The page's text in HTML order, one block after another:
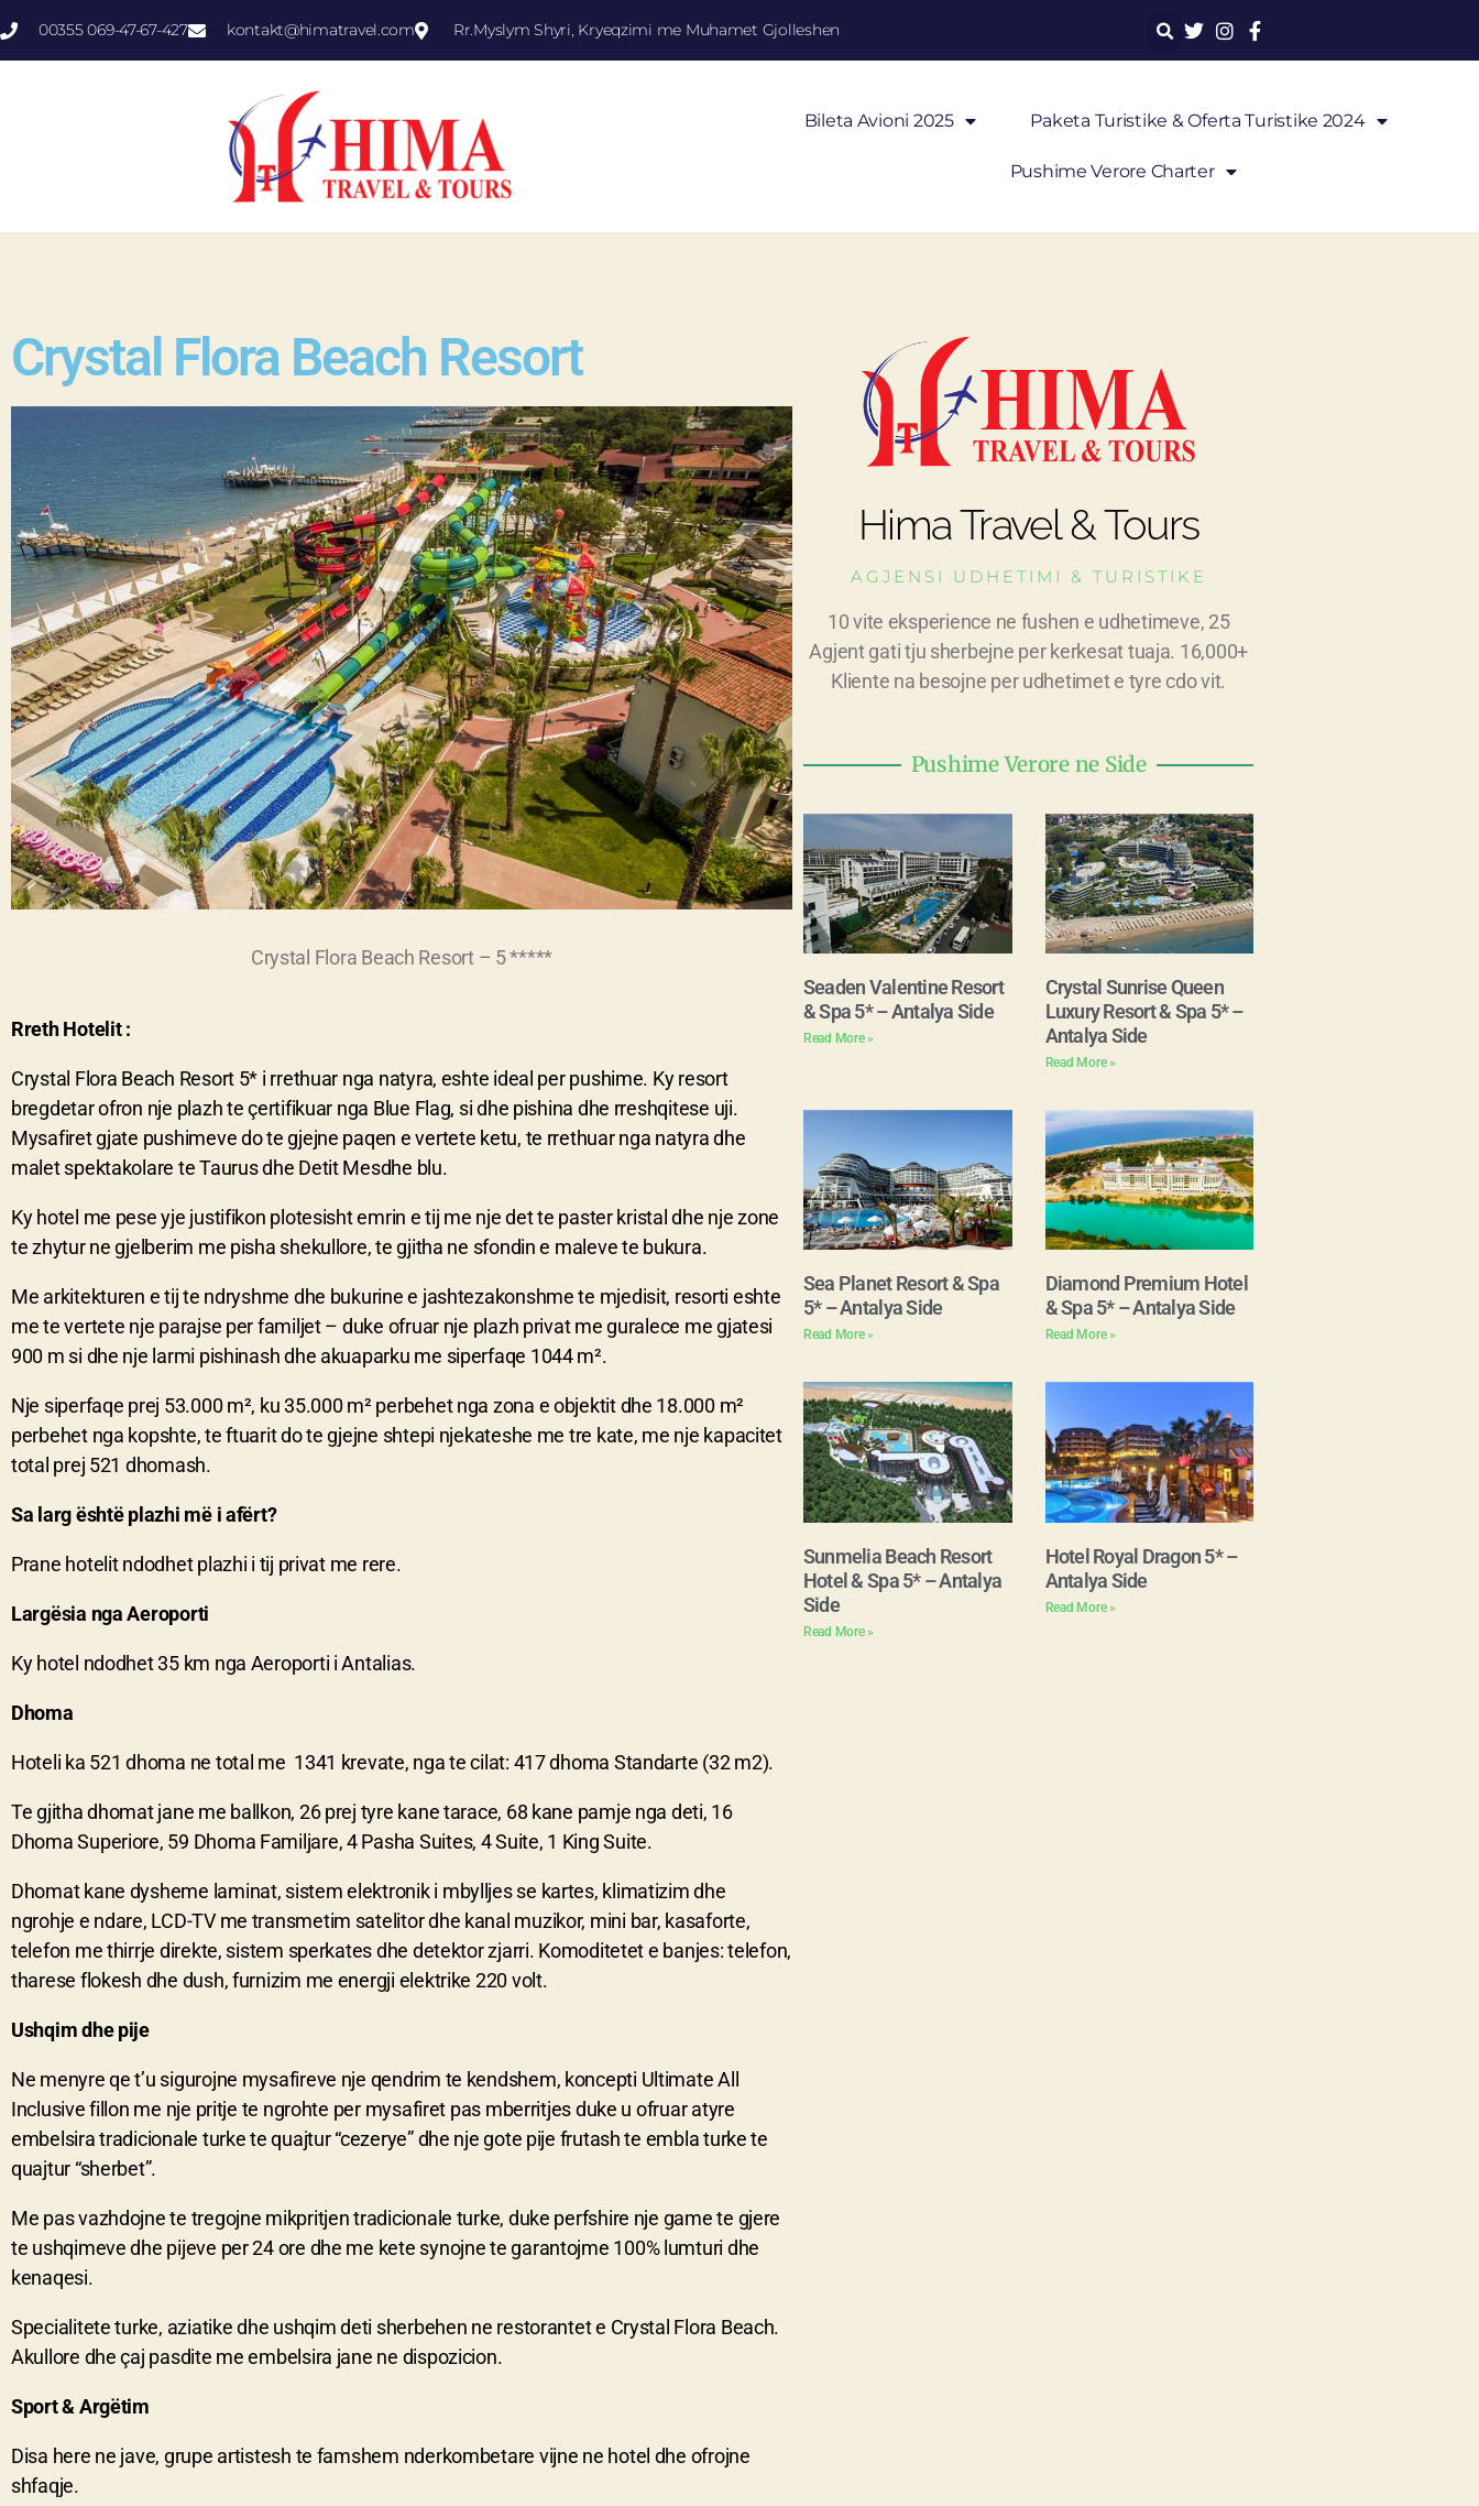
00355 069-47-67-427 kontakt@himatravel.com Rr.Myslym Shyri, Kryeqzimi me Muhamet Gjolleshen
Bileta Avioni 2025 Paketa Turistike & Oferta Turistike 2024
Pushime Verore Charter
Crystal Flora Beach Resort
Crystal Flora Beach Resort – 5 *****
Rreth Hotelit :
Crystal Flora Beach Resort 5* i rrethuar nga natyra, eshte ideal per pushime. Ky resort
bregdetar ofron nje plazh te çertifikuar nga Blue Flag, si dhe pishina dhe rreshqitese uji.
Mysafiret gjate pushimeve do te gjejne paqen e vertete ketu, te rrethuar nga natyra dhe
malet spektakolare te Taurus dhe Detit Mesdhe blu.
Ky hotel me pese yje justifikon plotesisht emrin e tij me nje det te paster kristal dhe nje zone
te zhytur ne gjelberim me pisha shekullore, te gjitha ne sfondin e maleve te bukura.
Me arkitekturen e tij te ndryshme dhe bukurine e jashtezakonshme te mjedisit, resorti eshte
me te vertete nje parajse per familjet – duke ofruar nje plazh privat me guralece me gjatesi
900 m si dhe nje larmi pishinash dhe akuaparku me siperfaqe 1044 m².
Nje siperfaqe prej 53.000 m², ku 35.000 m² perbehet nga zona e objektit dhe 18.000 m²
perbehet nga kopshte, te ftuarit do te gjejne shtepi njekateshe me tre kate, me nje kapacitet
total prej 521 dhomash.
Sa larg është plazhi më i afërt?
Prane hotelit ndodhet plazhi i tij privat me rere.
Largësia nga Aeroporti
Ky hotel ndodhet 35 km nga Aeroporti i Antalias.
Dhoma
Hoteli ka 521 dhoma ne total me 1341 krevate, nga te cilat: 417 dhoma Standarte (32 m2).
Te gjitha dhomat jane me ballkon, 26 prej tyre kane tarace, 68 kane pamje nga deti, 16
Dhoma Superiore, 59 Dhoma Familjare, 4 Pasha Suites, 4 Suite, 1 King Suite.
Dhomat kane dysheme laminat, sistem elektronik i mbylljes se kartes, klimatizim dhe
ngrohje e ndare, LCD-TV me transmetim satelitor dhe kanal muzikor, mini bar, kasaforte,
telefon me thirrje direkte, sistem sperkates dhe detektor zjarri. Komoditetet e banjes: telefon,
tharese flokesh dhe dush, furnizim me energji elektrike 220 volt.
Ushqim dhe pije
Ne menyre qe t’u sigurojne mysafireve nje qendrim te kendshem, koncepti Ultimate All
Inclusive fillon me nje pritje te ngrohte per mysafiret pas mberritjes duke u ofruar atyre
embelsira tradicionale turke te quajtur “cezerye” dhe nje gote pije frutash te embla turke te
quajtur “sherbet”.
Me pas vazhdojne te tregojne mikpritjen tradicionale turke, duke perfshire nje game te gjere
te ushqimeve dhe pijeve per 24 ore dhe me kete synojne te garantojme 100% lumturi dhe
kenaqesi.
Specialitete turke, aziatike dhe ushqim deti sherbehen ne restorantet e Crystal Flora Beach.
Akullore dhe çaj pasdite me embelsira jane ne dispozicion.
Sport & Argëtim
Disa here ne jave, grupe artistesh te famshem nderkombetare vijne ne hotel dhe ofrojne
shfaqje.
Hima Travel & Tours
AGJENSI UDHETIMI & TURISTIKE
10 vite eksperience ne fushen e udhetimeve, 25
Agjent gati tju sherbejne per kerkesat tuaja. 16,000+
Kliente na besojne per udhetimet e tyre cdo vit.
Pushime Verore ne Side
Seaden Valentine Resort
& Spa 5* – Antalya Side
Read More »
Crystal Sunrise Queen
Luxury Resort & Spa 5* –
Antalya Side
Read More »
Sea Planet Resort & Spa
5* – Antalya Side
Read More »
Diamond Premium Hotel
& Spa 5* – Antalya Side
Read More »
Sunmelia Beach Resort
Hotel & Spa 5* – Antalya
Side
Read More »
Hotel Royal Dragon 5* –
Antalya Side
Read More »